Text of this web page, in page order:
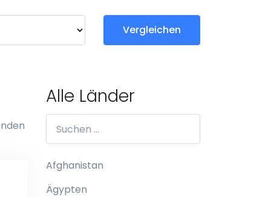
Vergleichen
Alle Länder
Afghanistan
Ägypten